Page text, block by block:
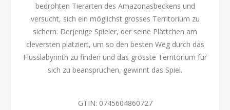
bedrohten Tierarten des Amazonasbeckens und
versucht, sich ein möglichst grosses Territorium zu
sichern. Derjenige Spieler, der seine Plättchen am
cleversten platziert, um so den besten Weg durch das
Flusslabyrinth zu finden und das grösste Territorium für
sich zu beanspruchen, gewinnt das Spiel.
GTIN: 0745604860727